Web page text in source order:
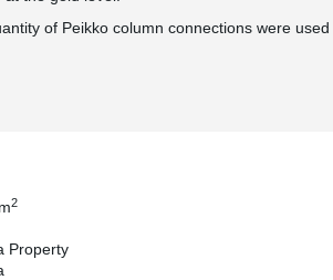
of Peikko column connections were used
2
Property